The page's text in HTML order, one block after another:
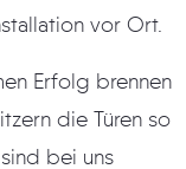
vor Ort.
Erfolg brennen